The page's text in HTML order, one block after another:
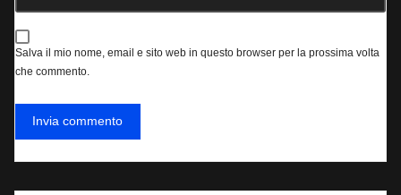
Salva il mio nome, email e sito web in questo browser per la prossima volta
che commento.